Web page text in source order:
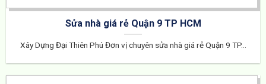
Sửa nhà giá rẻ Quận 9 TP HCM
Xây Dựng Đại Thiên Phú Đơn vị chuyên sửa nhà giá rẻ Quận 9 TP...